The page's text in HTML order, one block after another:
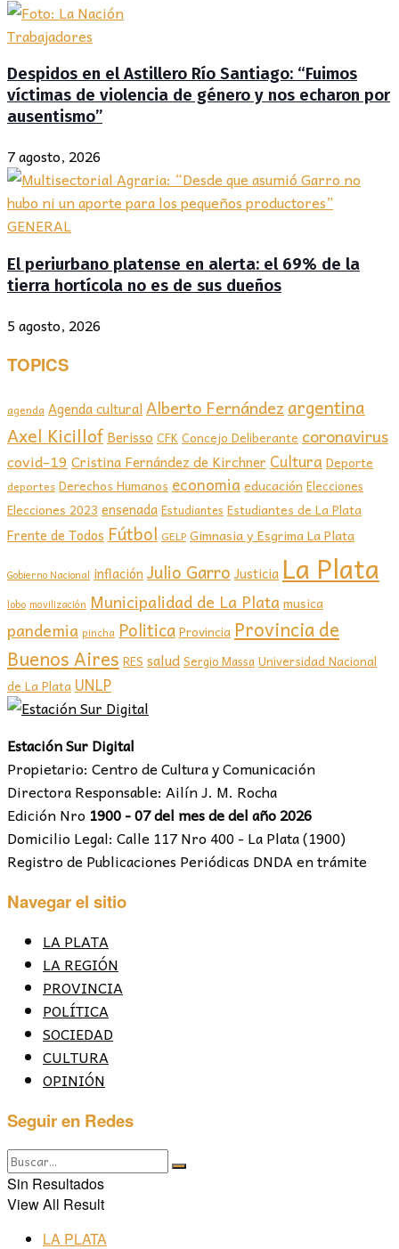
Trabajadores
Despidos en el Astillero Río Santiago: “Fuimos
víctimas de violencia de género y nos echaron por
ausentismo”
7 agosto, 2026
GENERAL
El periurbano platense en alerta: el 69% de la
tierra hortícola no es de sus dueños
5 agosto, 2026
TOPICS
agenda Agenda culturalAlberto Fernández argentina
Axel Kicillof Berisso CFKConcejo Deliberante coronavirus
covid-19 Cristina Fernández de Kirchner Cultura Deporte
deportes Derechos Humanos economia educación Elecciones
Elecciones 2023 ensenada Estudiantes Estudiantes de La Plata
Frente de Todos Fútbol GELP Gimnasia y Esgrima La Plata
Gobierno Nacional inflación Julio Garro Justicia La Plata
lobo movilización Municipalidad de La Plata musica
pandemia pincha PoliticaProvincia Provincia de
Buenos Aires RES saludSergio MassaUniversidad Nacional
de La Plata UNLP
Estación Sur Digital
Propietario: Centro de Cultura y Comunicación
Directora Responsable: Ailín J. M. Rocha
Edición Nro 1900 - 07 del mes de del año 2026
Domicilio Legal: Calle 117 Nro 400 - La Plata (1900)
Registro de Publicaciones Periódicas DNDA en trámite
Navegar el sitio
LA PLATA
LA REGIÓN
PROVINCIA
POLÍTICA
SOCIEDAD
CULTURA
OPINIÓN
Seguir en Redes
Sin Resultados
View All Result
LA PLATA